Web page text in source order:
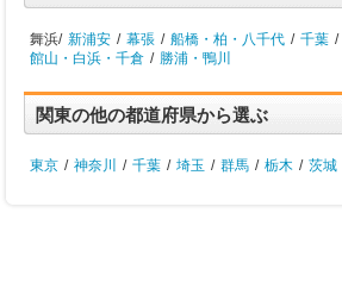
舞浜/ 新浦安 / 幕張 / 船橋・柏・八千代 / 千葉 /
館山・白浜・千倉 / 勝浦・鴨川
関東の他の都道府県から選ぶ
東京 / 神奈川 / 千葉 / 埼玉 / 群馬 / 栃木 / 茨城